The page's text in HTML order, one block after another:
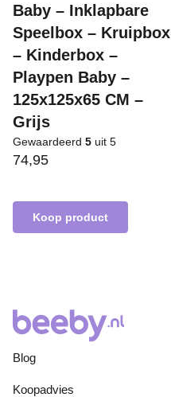
Baby – Inklapbare
Speelbox – Kruipbox
– Kinderbox –
Playpen Baby –
125x125x65 CM –
Grijs
Gewaardeerd 5 uit 5
74,95
Koop product
Blog
Koopadvies